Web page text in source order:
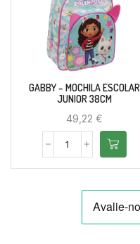
GABBY – MOCHILA ESCOLAR
JUNIOR 38CM
49,22 €